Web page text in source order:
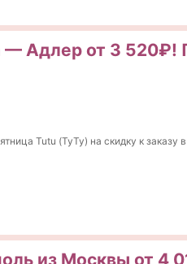
— Адлер от 3 520₽!
Tutu (ТуТу) на скидку к заказу в
из Москвы от 4